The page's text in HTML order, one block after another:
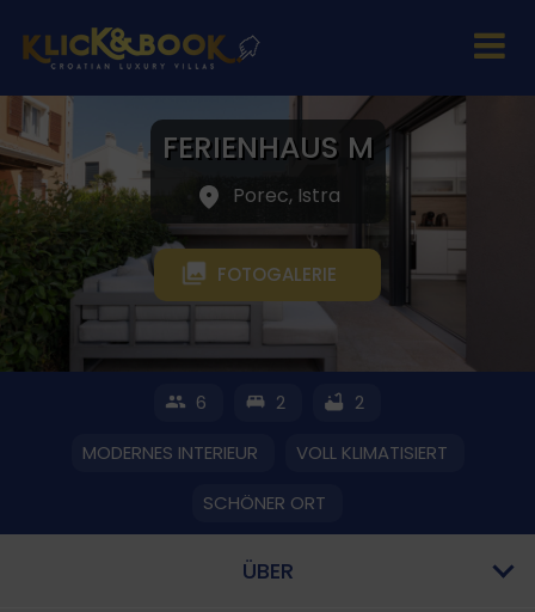
FERIENHAUS M
Porec, Istra
FOTOGALERIE
6 2
2
MODERNES INTERIEUR
VOLL KLIMATISIERT
SCHÖNER ORT
ÜBER